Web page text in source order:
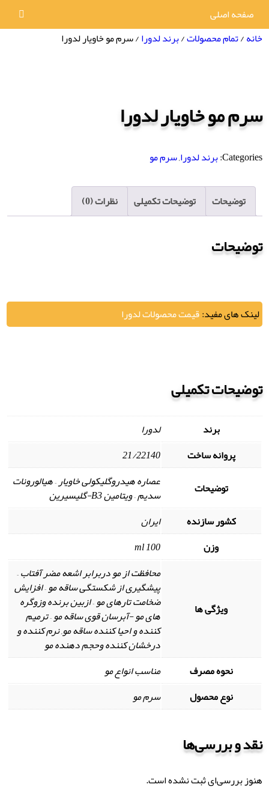
صفحه اصلی
خانه/تمام محصولات/برند لدورا/ سرم مو خاویار لدورا
سرم مو خاویار لدورا
Categories: برند لدورا,سرم مو
توضیحات توضیحات تکمیلی نظرات (0)
توضیحات
لینک های مفید:قیمت محصولات لدورا
توضیحات تکمیلی
برند
لدورا
پروانه ساخت
21/22140
توضیحات
عصاره هیدروگلیکولی خاویار – هیالورونات
سدیم – ویتامین B3-گلیسیرین
کشور سازنده
ایران
وزن
100 ml
ویژگی ها
محافظت از مو دربرابر اشعه مضر آفتاب –
پیشگیری از شکستگی ساقه مو – افزایش
ضخامت تارهای مو – ازبین برنده وزوگره
های مو -آبرسان قوی ساقه مو – ترمیم
کننده و احیا کننده ساقه مو, نرم کننده و
درخشان کننده وحجم دهنده مو
نحوه مصرف
مناسب انواع مو
نوع محصول
سرم مو
نقد و بررسی‌ها
هنوز بررسی‌ای ثبت نشده است.